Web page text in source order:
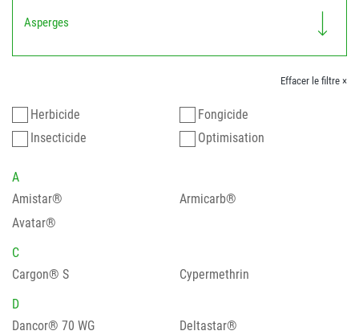
Asperges
Effacer le filtre ×
Herbicide
Fongicide
Insecticide
Optimisation
A
Amistar®
Armicarb®
Avatar®
C
Cargon® S
Cypermethrin
D
Dancor® 70 WG
Deltastar®